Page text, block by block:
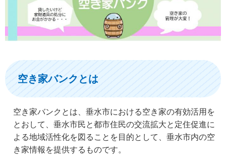
空き家バンクとは
空き家バンクとは、垂水市における空き家の有効活用を
とおして、垂水市民と都市住民の交流拡大と定住促進に
よる地域活性化を図ることを目的として、垂水市内の空
き家情報を提供するものです。